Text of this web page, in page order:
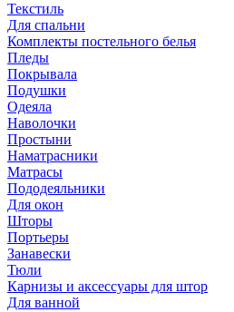
Текстиль
Для спальни
Комплекты постельного белья
Пледы
Покрывала
Подушки
Одеяла
Наволочки
Простыни
Наматрасники
Матрасы
Пододеяльники
Для окон
Шторы
Портьеры
Занавески
Тюли
Карнизы и аксессуары для штор
Для ванной